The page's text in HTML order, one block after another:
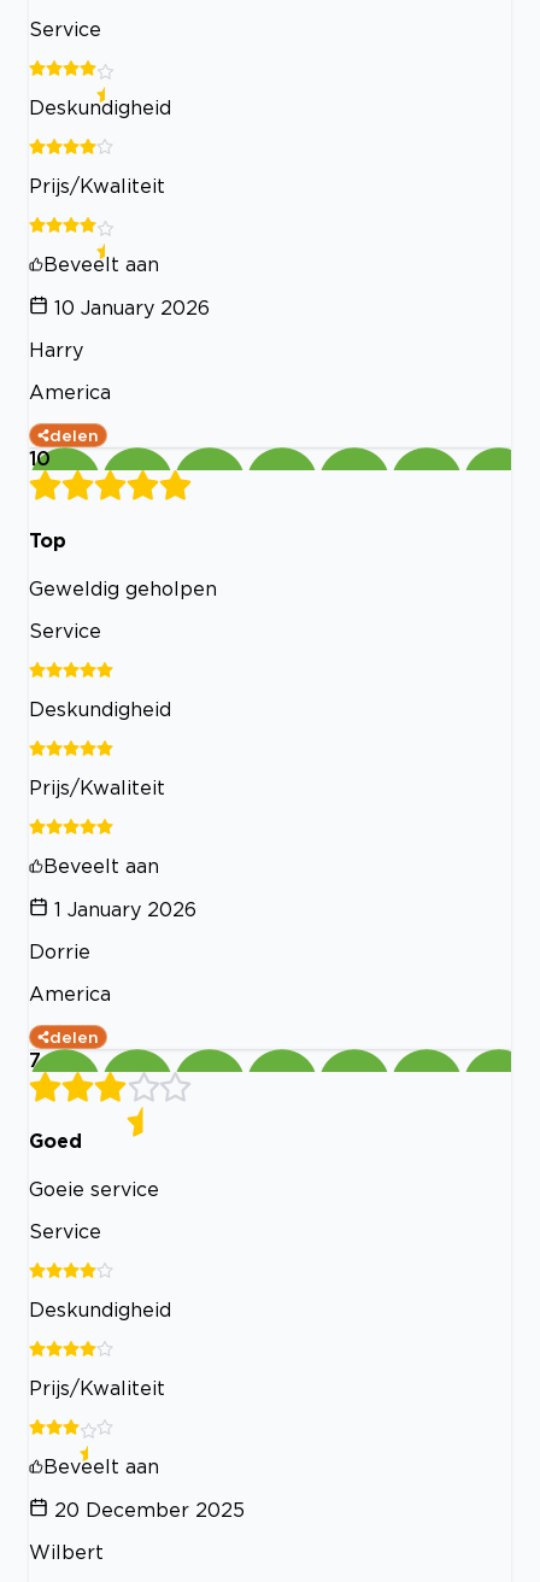
Service
Deskundigheid
Prijs/Kwaliteit
Beveelt aan
10 January 2026
Harry
America
delen
10
Top
Geweldig geholpen
Service
Deskundigheid
Prijs/Kwaliteit
Beveelt aan
1 January 2026
Dorrie
America
delen
7
Goed
Goeie service
Service
Deskundigheid
Prijs/Kwaliteit
Beveelt aan
20 December 2025
Wilbert